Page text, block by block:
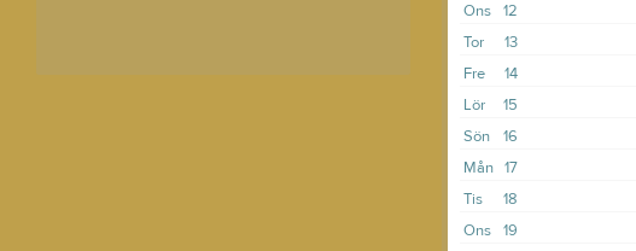
12
Ons
13
Tor
14
Fre
15
Lör
16
Sön
17
Mån
18
Tis
19
Ons